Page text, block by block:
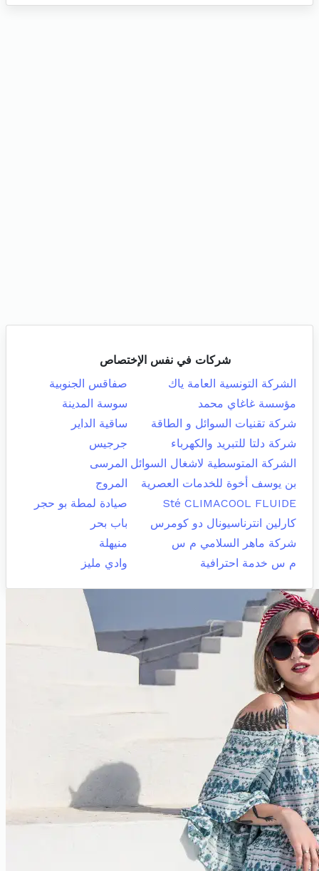
شركات في نفس الإختصاص
الشركة التونسية العامة ياك
صفاقس الجنوبية
مؤسسة غاغاي محمد
سوسة المدينة
شركة تقنيات السوائل و الطاقة
ساقية الداير
شركة دلتا للتبريد والكهرباء
جرجيس
الشركة المتوسطية لاشغال السوائل المرسى
بن يوسف أخوة للخدمات العصرية
المروج
Sté CLIMACOOL FLUIDE
صيادة لمطة بو حجر
كارلين انترناسيونال دو كومرس
باب بحر
شركة ماهر السلامي م س
منيهلة
م س خدمة احترافية
وادي مليز